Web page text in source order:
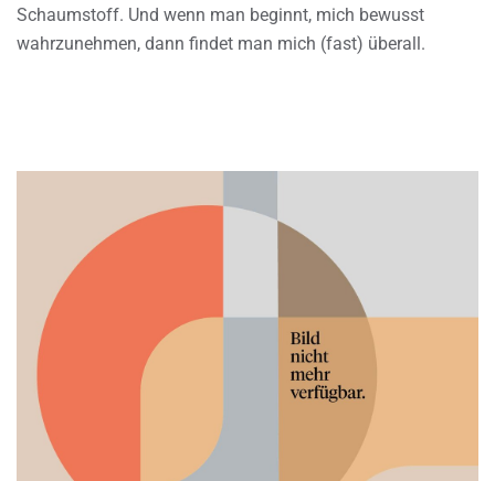
Schaumstoff. Und wenn man beginnt, mich bewusst
wahrzunehmen, dann findet man mich (fast) überall.